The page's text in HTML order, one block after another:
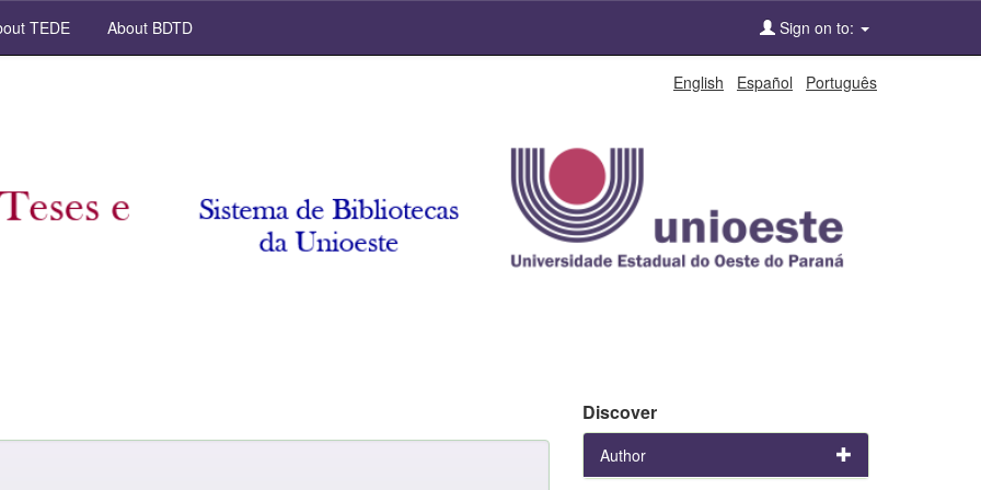
TEDE About BDTD Sign on to:
English Español Português
Discover
Author